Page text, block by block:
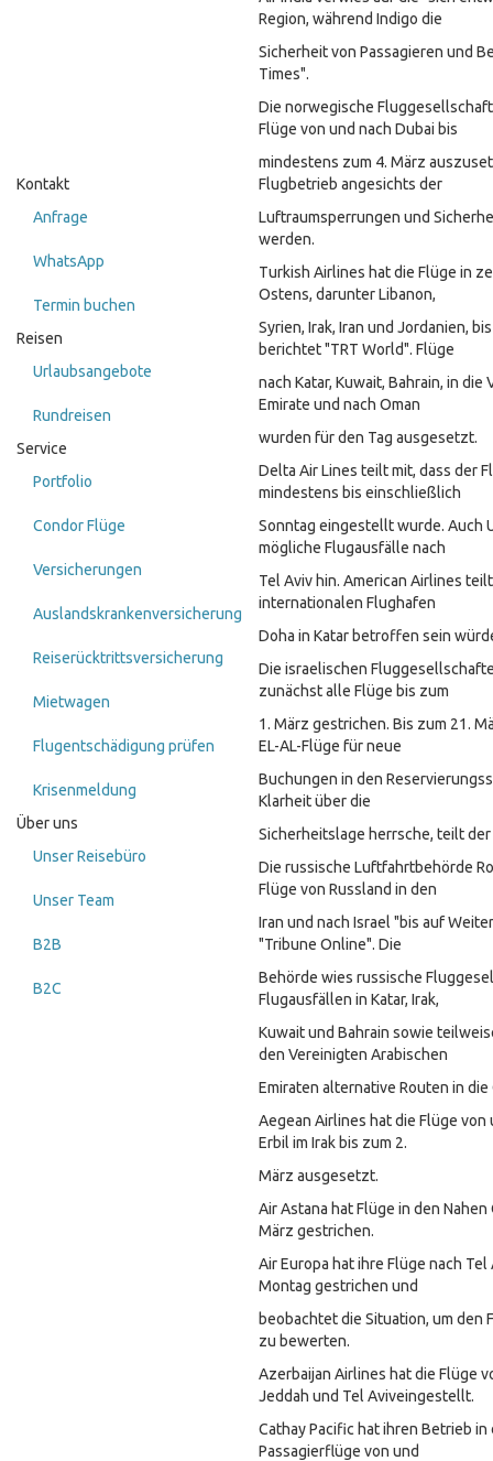
Kontakt
Anfrage
WhatsApp
Termin buchen
Reisen
Urlaubsangebote
Rundreisen
Service
Portfolio
Condor Flüge
Versicherungen
Auslandskrankenversicherung
Reiserücktrittsversicherung
Mietwagen
Flugentschädigung prüfen
Krisenmeldung
Über uns
Unser Reisebüro
Unser Team
B2B
B2C
Region, während Indigo die
Sicherheit von Passagieren und
Times".
Die norwegische
Flüge von und nach Dubai bis
mindestens zum 4. März
Flugbetrieb angesichts der
Luftraumsperrungen und
werden.
Turkish Airlines hat die Flüge in
Ostens, darunter Libanon,
Syrien, Irak, Iran und Jordanien,
berichtet "TRT World". Flüge
nach Katar, Kuwait, Bahrain, in
Emirate und nach Oman
wurden für den Tag ausgesetzt.
Delta Air Lines teilt mit, dass der
mindestens bis einschließlich
Sonntag eingestellt wurde. Auch
mögliche Flugausfälle nach
Tel Aviv hin. American Airlines
internationalen Flughafen
Doha in Katar betroffen sein
Die israelischen
zunächst alle Flüge bis zum
1. März gestrichen. Bis zum 21.
EL-AL-Flüge für neue
Buchungen in den
Klarheit über die
Sicherheitslage herrsche, teilt der
Die russische Luftfahrtbehörde
Flüge von Russland in den
Iran und nach Israel "bis auf
"Tribune Online". Die
Behörde wies russische
Flugausfällen in Katar, Irak,
Kuwait und Bahrain sowie
den Vereinigten Arabischen
Emiraten alternative Routen in
Aegean Airlines hat die Flüge von
Erbil im Irak bis zum 2.
März ausgesetzt.
Air Astana hat Flüge in den
März gestrichen.
Air Europa hat ihre Flüge nach Tel
Montag gestrichen und
beobachtet die Situation, um den
zu bewerten.
Azerbaijan Airlines hat die Flüge
Jeddah und Tel Aviveingestellt.
Cathay Pacific hat ihren Betrieb
Passagierflüge von und